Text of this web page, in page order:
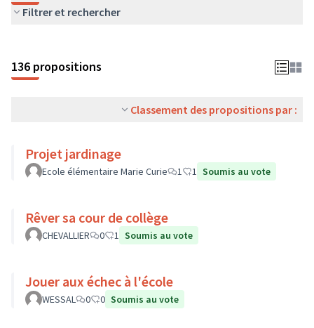
Filtrer et rechercher
136 propositions
Classement des propositions par :
Projet jardinage
Ecole élémentaire Marie Curie 1 1 Soumis au vote
Rêver sa cour de collège
CHEVALLIER 0 1 Soumis au vote
Jouer aux échec à l'école
WESSAL 0 0 Soumis au vote